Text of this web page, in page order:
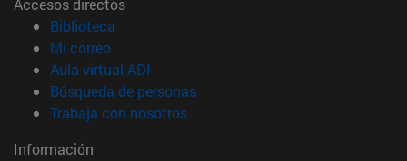
Biblioteca
Mi correo(abre en nueva ventana)
Aula virtual ADI
Búsqueda de personas(abre en nueva ventana)
Trabaja con nosotros(abre en nueva ventana)
Información